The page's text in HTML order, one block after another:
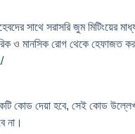
সাথে সরাসরি জুম মিটিংয়ের
ও মানসিক রোগ থেকে হেফাজত
/
কোড দেয়া হবে, সেই কোড
না।